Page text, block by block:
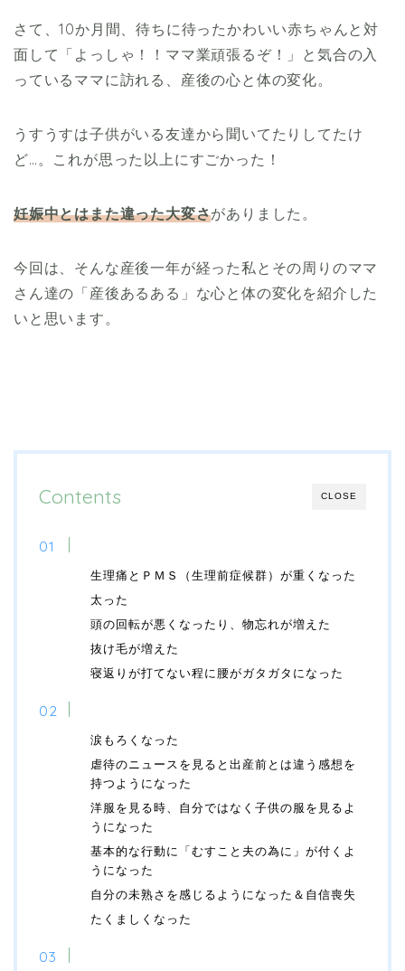
さて、10か月間、待ちに待ったかわいい赤ちゃんと対
面して「よっしゃ！！ママ業頑張るぞ！」と気合の入
っているママに訪れる、産後の心と体の変化。
うすうすは子供がいる友達から聞いてたりしてたけ
ど…。これが思った以上にすごかった！
妊娠中とはまた違った大変さがありました。
今回は、そんな産後一年が経った私とその周りのママ
さん達の「産後あるある」な心と体の変化を紹介した
いと思います。
CLOSE
Contents
生理痛とＰＭＳ（生理前症候群）が重くなった
太った
頭の回転が悪くなったり、物忘れが増えた
抜け毛が増えた
寝返りが打てない程に腰がガタガタになった
涙もろくなった
虐待のニュースを見ると出産前とは違う感想を
持つようになった
洋服を見る時、自分ではなく子供の服を見るよ
うになった
基本的な行動に「むすこと夫の為に」が付くよ
うになった
自分の未熟さを感じるようになった＆自信喪失
たくましくなった